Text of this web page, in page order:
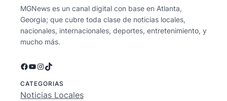
MGNews es un canal digital con base en Atlanta,
Georgia; que cubre toda clase de noticias locales,
nacionales, internacionales, deportes, entretenimiento, y
mucho más.
Facebook
YouTube
Instagram
TikTok
CATEGORIAS
Noticias Locales